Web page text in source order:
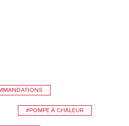
#POMPE À CHALEUR